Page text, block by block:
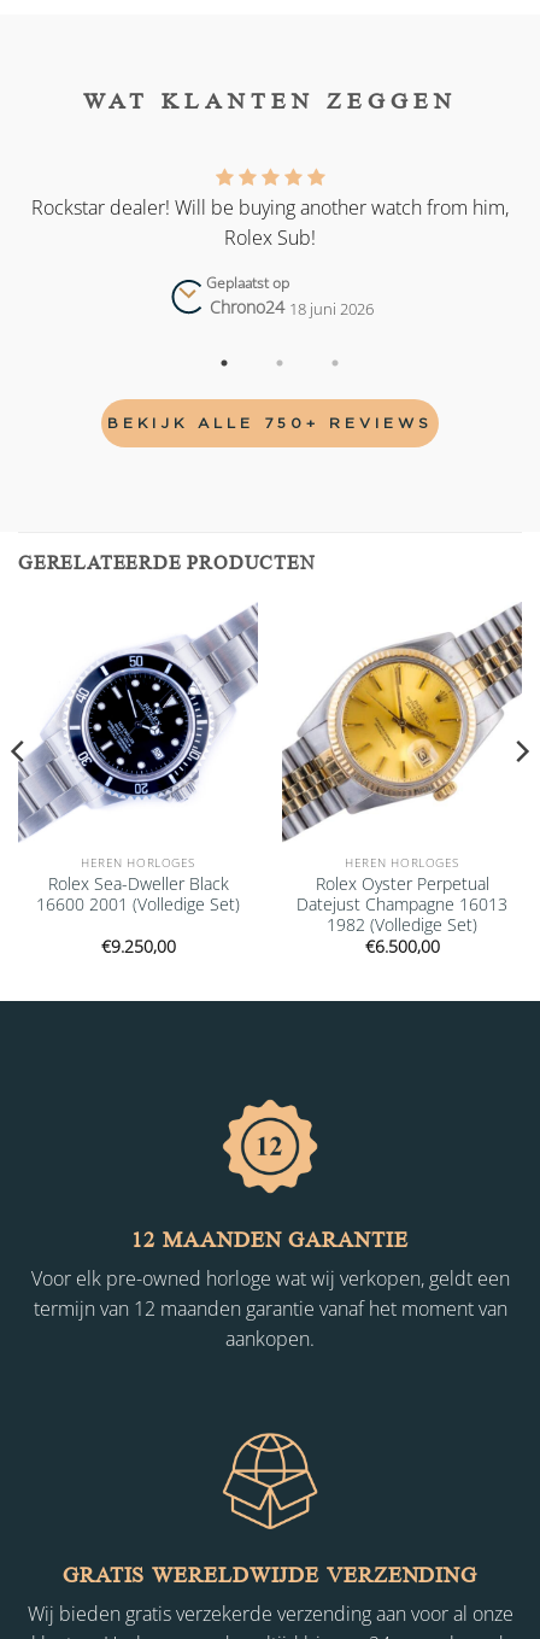
WAT KLANTEN ZEGGEN
Rockstar dealer! Will be buying another watch from him,
Rolex Sub!
Geplaatst op
Chrono24 18 juni 2026
BEKIJK ALLE 750+ REVIEWS
GERELATEERDE PRODUCTEN
Add to
wishlist
HEREN HORLOGES
Rolex Sea-Dweller Black
16600 2001 (Volledige Set)
€9.250,00
Add to
wishlist
HEREN HORLOGES
Rolex Oyster Perpetual
Datejust Champagne 16013
1982 (Volledige Set)
€6.500,00
12 MAANDEN GARANTIE
Voor elk pre-owned horloge wat wij verkopen, geldt een
termijn van 12 maanden garantie vanaf het moment van
aankopen.
GRATIS WERELDWIJDE VERZENDING
Wij bieden gratis verzekerde verzending aan voor al onze